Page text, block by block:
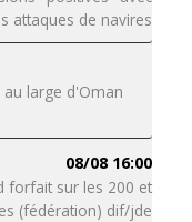
attaques de navires
large d'Oman
08/08 16:00
forfait sur les 200 et
(fédération) dif/jde